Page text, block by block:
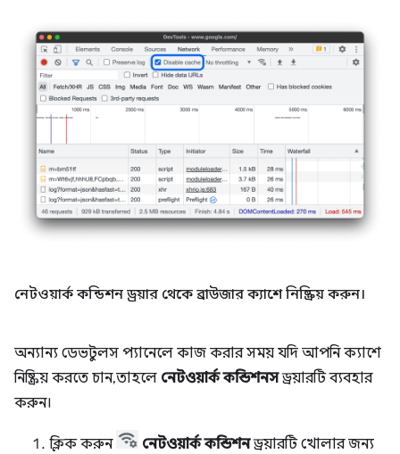
নেটওয়ার্ক কন্ডিশন ড্রয়ার থেকে ব্রাউজার ক্যাশে নিষ্ক্রিয় করুন।
অন্যান্য ডেভটুলস প্যানেলে কাজ করার সময় যদি আপনি ক্যাশে
নিষ্ক্রিয় করতে চান, তাহলে নেটওয়ার্ক কন্ডিশনসড্রয়ারটি ব্যবহার
করুন।
ক্লিক করুন নেটওয়ার্ক কন্ডিশনড্রয়ারটি খোলার জন্য